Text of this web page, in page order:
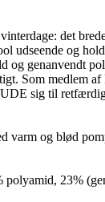
det
udseende og
og genanvendt
Som medlem af
sig til
varm og blød
23%